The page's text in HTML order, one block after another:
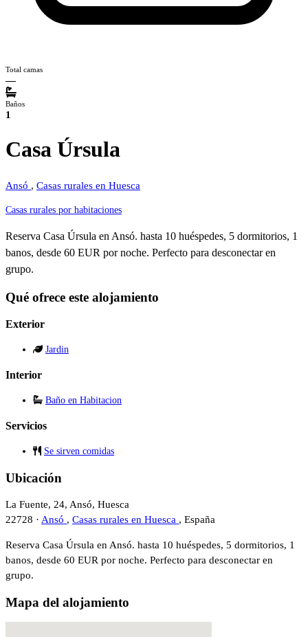
Total camas
—
Baños
1
Casa Úrsula
Ansó , Casas rurales en Huesca
Casas rurales por habitaciones
Reserva Casa Úrsula en Ansó. hasta 10 huéspedes, 5 dormitorios, 1
banos, desde 60 EUR por noche. Perfecto para desconectar en
grupo.
Qué ofrece este alojamiento
Exterior
Jardin
Interior
Baño en Habitacion
Servicios
Se sirven comidas
Ubicación
La Fuente, 24, Ansó, Huesca
22728 · Ansó , Casas rurales en Huesca , España
Reserva Casa Úrsula en Ansó. hasta 10 huéspedes, 5 dormitorios, 1
banos, desde 60 EUR por noche. Perfecto para desconectar en
grupo.
Mapa del alojamiento